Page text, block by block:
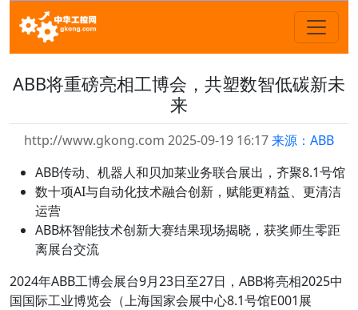
ABB将重磅亮相工博会，共塑数智低碳新未
来
http://www.gkong.com 2025-09-19 16:17来源：ABB
ABB传动、机器人和贝加莱业务联合展出，齐聚8.1号馆
数十项AI与自动化技术融合创新，赋能更精益、更清洁
运营
ABB杯智能技术创新大赛结果现场揭晓，获奖师生零距
离展台交流
2024年ABB工博会展台9月23日至27日，ABB将亮相2025中
国国际工业博览会（上海国家会展中心8.1号馆E001展